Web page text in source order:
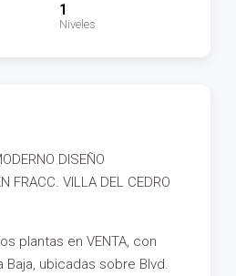
1
Niveles
DISEÑO
FRACC. VILLA DEL CEDRO
plantas en VENTA, con
Baja, ubicadas sobre Blvd.